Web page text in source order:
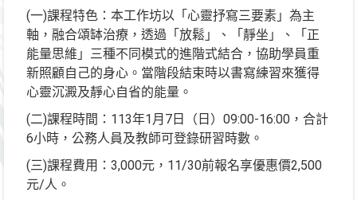
(一)課程特色：本工作坊以「心靈抒寫三要素」為主
軸，融合頌缽治療，透過「放鬆」、「靜坐」、「正
能量思維」三種不同模式的進階式結合，協助學員重
新照顧自己的身心。當階段結束時以書寫練習來獲得
心靈沉澱及靜心自省的能量。
(二)課程時間：113年1月7日（日）09:00-16:00，合計
6小時，公務人員及教師可登錄研習時數。
(三)課程費用：3,000元，11/30前報名享優惠價2,500
元/人。